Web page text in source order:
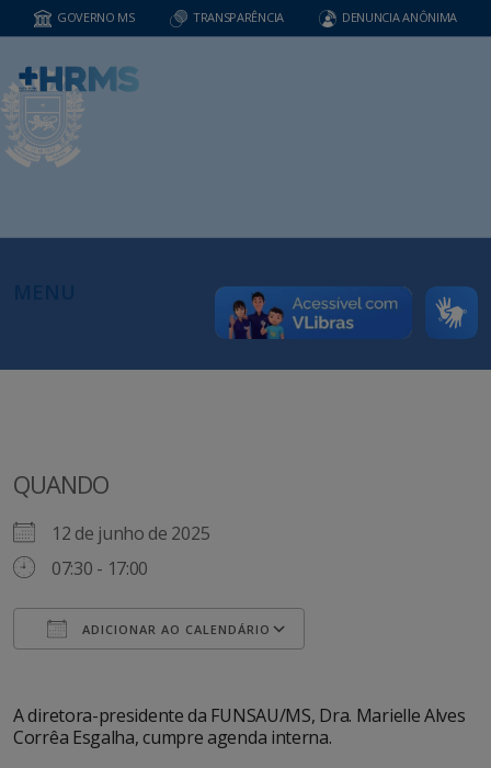
GOVERNO MS TRANSPARÊNCIA DENUNCIA ANÔNIMA
QUANDO
12 de junho de 2025
07:30 - 17:00
ADICIONAR AO CALENDÁRIO
A diretora-presidente da FUNSAU/MS, Dra. Marielle Alves
Corrêa Esgalha, cumpre agenda interna.